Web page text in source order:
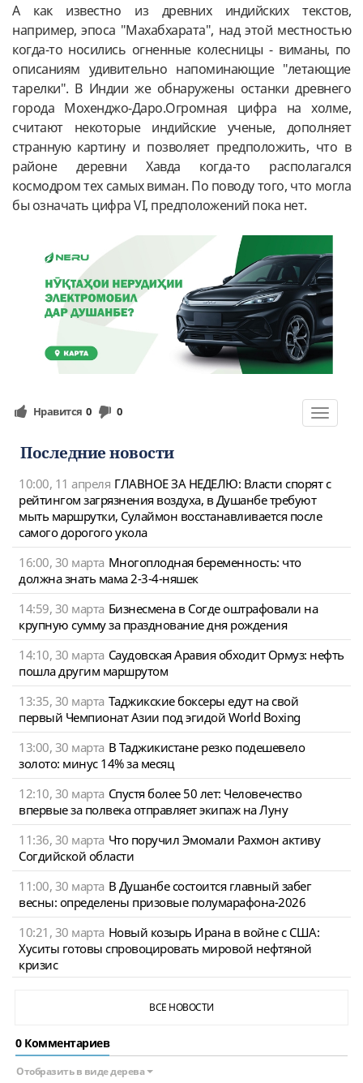
А как известно из древних индийских текстов,
например, эпоса "Махабхарата", над этой местностью
когда-то носились огненные колесницы - виманы, по
описаниям удивительно напоминающие "летающие
тарелки". В Индии же обнаружены останки древнего
города Мохенджо-Даро.Огромная цифра на холме,
считают некоторые индийские ученые, дополняет
странную картину и позволяет предположить, что в
районе деревни Хавда когда-то располагался
космодром тех самых виман. По поводу того, что могла
бы означать цифра VI, предположений пока нет.
Toggle
Нравится 0 0
Последние новости
10:00, 11 апреля ГЛАВНОЕ ЗА НЕДЕЛЮ: Власти спорят с
рейтингом загрязнения воздуха, в Душанбе требуют
мыть маршрутки, Сулаймон восстанавливается после
самого дорогого укола
16:00, 30 марта Многоплодная беременность: что
должна знать мама 2-3-4-няшек
14:59, 30 марта Бизнесмена в Согде оштрафовали на
крупную сумму за празднование дня рождения
14:10, 30 марта Саудовская Аравия обходит Ормуз: нефть
пошла другим маршрутом
13:35, 30 марта Таджикские боксеры едут на свой
первый Чемпионат Азии под эгидой World Boxing
13:00, 30 марта В Таджикистане резко подешевело
золото: минус 14% за месяц
12:10, 30 марта Спустя более 50 лет: Человечество
впервые за полвека отправляет экипаж на Луну
11:36, 30 марта Что поручил Эмомали Рахмон активу
Согдийской области
11:00, 30 марта В Душанбе состоится главный забег
весны: определены призовые полумарафона-2026
10:21, 30 марта Новый козырь Ирана в войне с США:
Хуситы готовы спровоцировать мировой нефтяной
кризис
ВСЕ НОВОСТИ
0 Комментариев
Отобразить в виде дерева